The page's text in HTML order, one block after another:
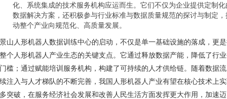
化、系统集成的技术服务机构应运而生。它们不仅为企业提供定制化
数据解决方案，还积极参与行业标准与数据质量规范的探讨与制定，
动整个产业向规范化、高质量发展。
山人形机器人数据训练中心的启动，不仅是单一基础设施的落成，更
个人形机器人产业生态的关键支点。它通过释放数据产能，降低了行
槛；通过赋能培训服务机构，构建了可持续的人才供给链。随着数据
注入与人才梯队的不断完善，我国人形机器人产业有望在核心技术上
突破，在服务经济社会发展和改善人民生活方面发挥更大作用，加速